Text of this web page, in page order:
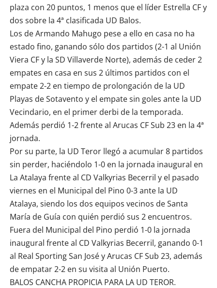
plaza con 20 puntos, 1 menos que el líder Estrella CF y
dos sobre la 4ª clasificada UD Balos.
Los de Armando Mahugo pese a ello en casa no ha
estado fino, ganando sólo dos partidos (2-1 al Unión
Viera CF y la SD Villaverde Norte), además de ceder 2
empates en casa en sus 2 últimos partidos con el
empate 2-2 en tiempo de prolongación de la UD
Playas de Sotavento y el empate sin goles ante la UD
Vecindario, en el primer derbi de la temporada.
Además perdió 1-2 frente al Arucas CF Sub 23 en la 4ª
jornada.
Por su parte, la UD Teror llegó a acumular 8 partidos
sin perder, haciéndolo 1-0 en la jornada inaugural en
La Atalaya frente al CD Valkyrias Becerril y el pasado
viernes en el Municipal del Pino 0-3 ante la UD
Atalaya, siendo los dos equipos vecinos de Santa
María de Guía con quién perdió sus 2 encuentros.
Fuera del Municipal del Pino perdió 1-0 la jornada
inaugural frente al CD Valkyrias Becerril, ganando 0-1
al Real Sporting San José y Arucas CF Sub 23, además
de empatar 2-2 en su visita al Unión Puerto.
BALOS CANCHA PROPICIA PARA LA UD TEROR.